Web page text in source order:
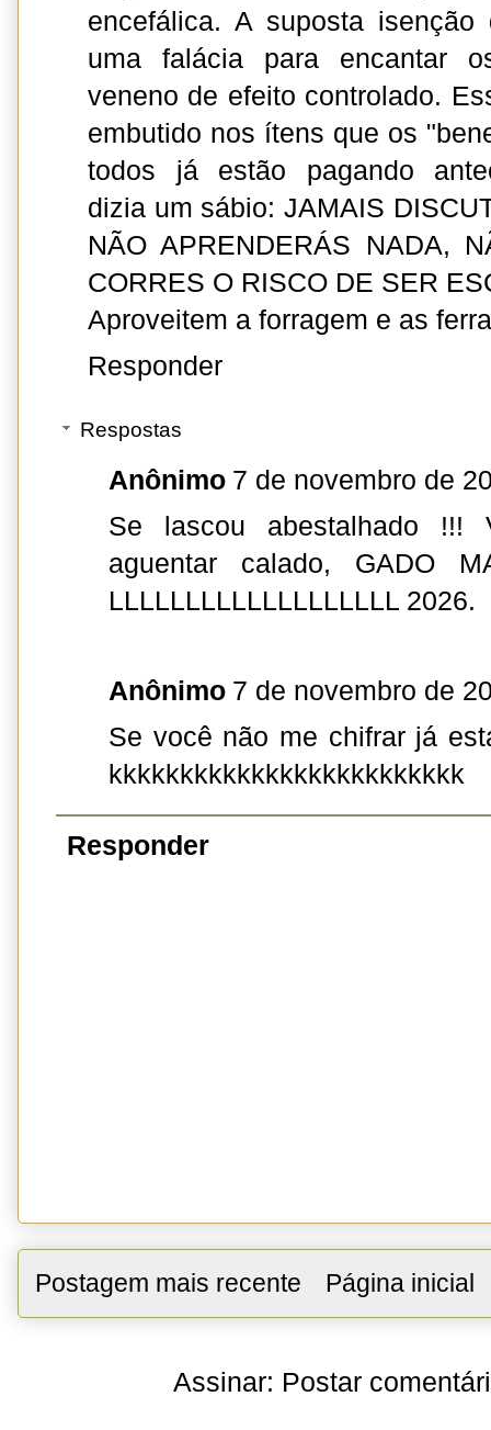
encefálica. A suposta
uma falácia para encantar
veneno de efeito controlado.
embutido nos ítens que os
todos já estão pagando
dizia um sábio: JAMAIS
NÃO APRENDERÁS NADA,
CORRES O RISCO DE SER
Aproveitem a forragem e as
Responder
Respostas
Anônimo 7 de novembro de
Se lascou abestalhado
aguentar calado, GADO
LLLLLLLLLLLLLLLLLLL 2026.
Anônimo 7 de novembro de
Se você não me chifrar já
kkkkkkkkkkkkkkkkkkkkkkkkk
Responder
Postagem mais recente Página inicial
Assinar: Postar